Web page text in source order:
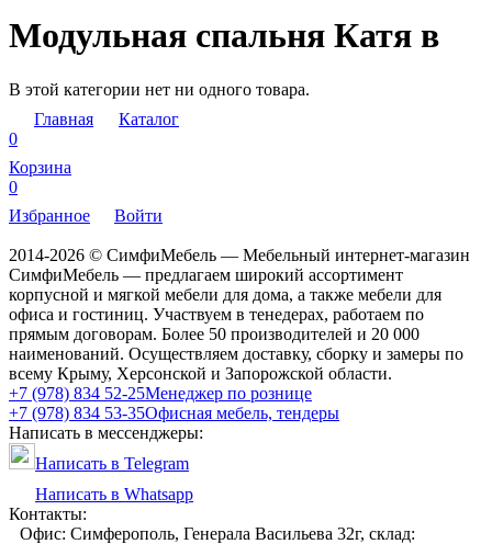
Модульная спальня Катя в
В этой категории нет ни одного товара.
Главная
Каталог
0
Корзина
0
Избранное
Войти
2014-2026 © СимфиМебель — Мебельный интернет-магазин
СимфиМебель — предлагаем широкий ассортимент
корпусной и мягкой мебели для дома, а также мебели для
офиса и гостиниц. Участвуем в тенедерах, работаем по
прямым договорам. Более 50 производителей и 20 000
наименований. Осуществляем доставку, сборку и замеры по
всему Крыму, Херсонской и Запорожской области.
+7 (978) 834 52-25Менеджер по рознице
+7 (978) 834 53-35Офисная мебель, тендеры
Написать в мессенджеры:
Написать в Telegram
Написать в Whatsapp
Контакты:
Офис: Симферополь, Генерала Васильева 32г, склад: